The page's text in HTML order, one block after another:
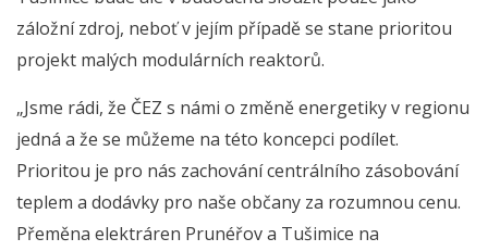
záložní zdroj, neboť v jejím případě se stane prioritou
projekt malých modulárních reaktorů.
„Jsme rádi, že ČEZ s námi o změně energetiky v regionu
jedná a že se můžeme na této koncepci podílet.
Prioritou je pro nás zachování centrálního zásobování
teplem a dodávky pro naše občany za rozumnou cenu.
Přeměna elektráren Prunéřov a Tušimice na